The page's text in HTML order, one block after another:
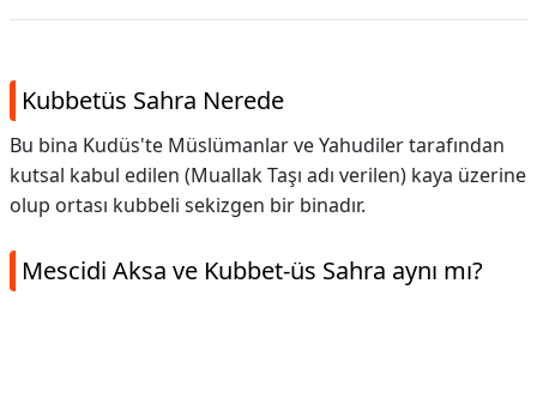
Kubbetüs Sahra Nerede
Bu bina Kudüs'te Müslümanlar ve Yahudiler tarafından
kutsal kabul edilen (Muallak Taşı adı verilen) kaya üzerine
olup ortası kubbeli sekizgen bir binadır.
Mescidi Aksa ve Kubbet-üs Sahra aynı mı?